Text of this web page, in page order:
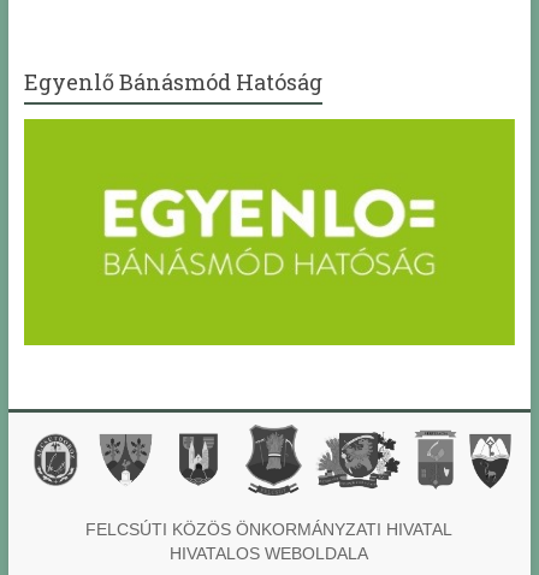
Egyenlő Bánásmód Hatóság
FELCSÚTI KÖZÖS ÖNKORMÁNYZATI HIVATAL
HIVATALOS WEBOLDALA